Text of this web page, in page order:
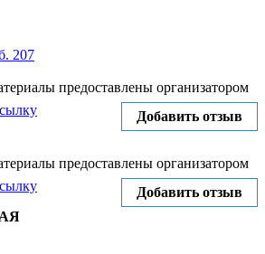
207
предоставлены организатором
Добавить отзыв
предоставлены организатором
Добавить отзыв